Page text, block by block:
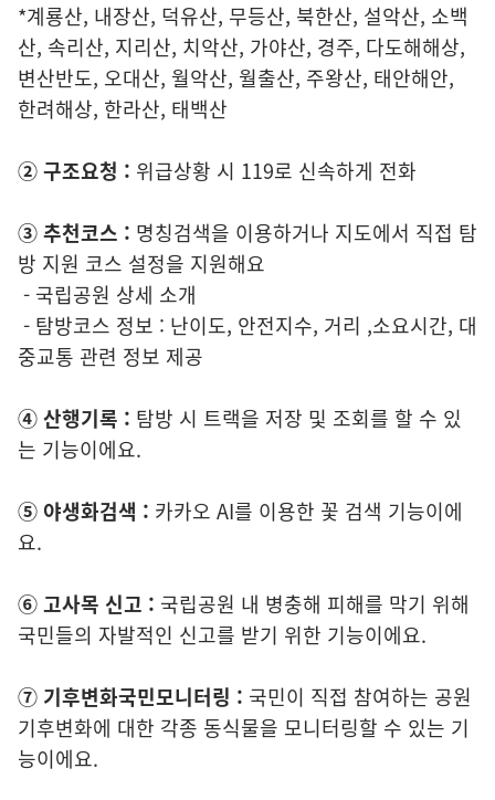
*계룡산, 내장산, 덕유산, 무등산, 북한산, 설악산, 소백
산, 속리산, 지리산, 치악산, 가야산, 경주, 다도해해상,
변산반도, 오대산, 월악산, 월출산, 주왕산, 태안해안,
한려해상, 한라산, 태백산
② 구조요청 : 위급상황 시 119로 신속하게 전화
③ 추천코스 : 명칭검색을 이용하거나 지도에서 직접 탐
방 지원 코스 설정을 지원해요
- 국립공원 상세 소개
- 탐방코스 정보 : 난이도, 안전지수, 거리 ,소요시간, 대
중교통 관련 정보 제공
④ 산행기록 : 탐방 시 트랙을 저장 및 조회를 할 수 있
는 기능이에요.
⑤ 야생화검색 : 카카오 AI를 이용한 꽃 검색 기능이에
요.
⑥고사목 신고 : 국립공원 내 병충해 피해를 막기 위해
국민들의 자발적인 신고를 받기 위한 기능이에요.
⑦ 기후변화국민모니터링 : 국민이 직접 참여하는 공원
기후변화에 대한 각종 동식물을 모니터링할 수 있는 기
능이에요.